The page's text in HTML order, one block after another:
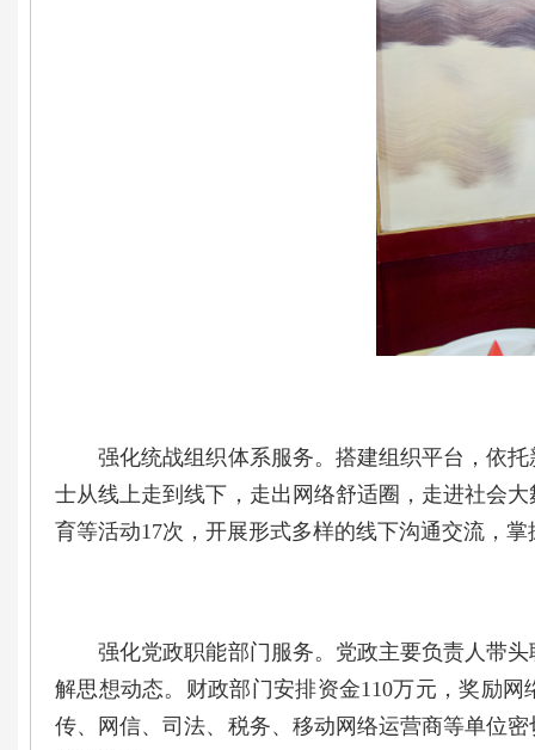
强化统战组织体系服务。搭建组织平台，依托
士从线上走到线下，走出网络舒适圈，走进社会
育等活动17次，开展形式多样的线下沟通交流，
强化党政职能部门服务。党政主要负责人带头
解思想动态。财政部门安排资金110万元，奖励
传、网信、司法、税务、移动网络运营商等单位